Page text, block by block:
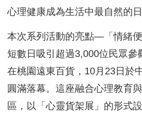
心理健康成為生活中最自然的日
本次系列活動的亮點—「情緒
短數日吸引超過3,000位民眾參
在桃園遠東百貨，10月23日於
圓滿落幕。這座融合心理教育
區，以「心靈貨架展」的形式